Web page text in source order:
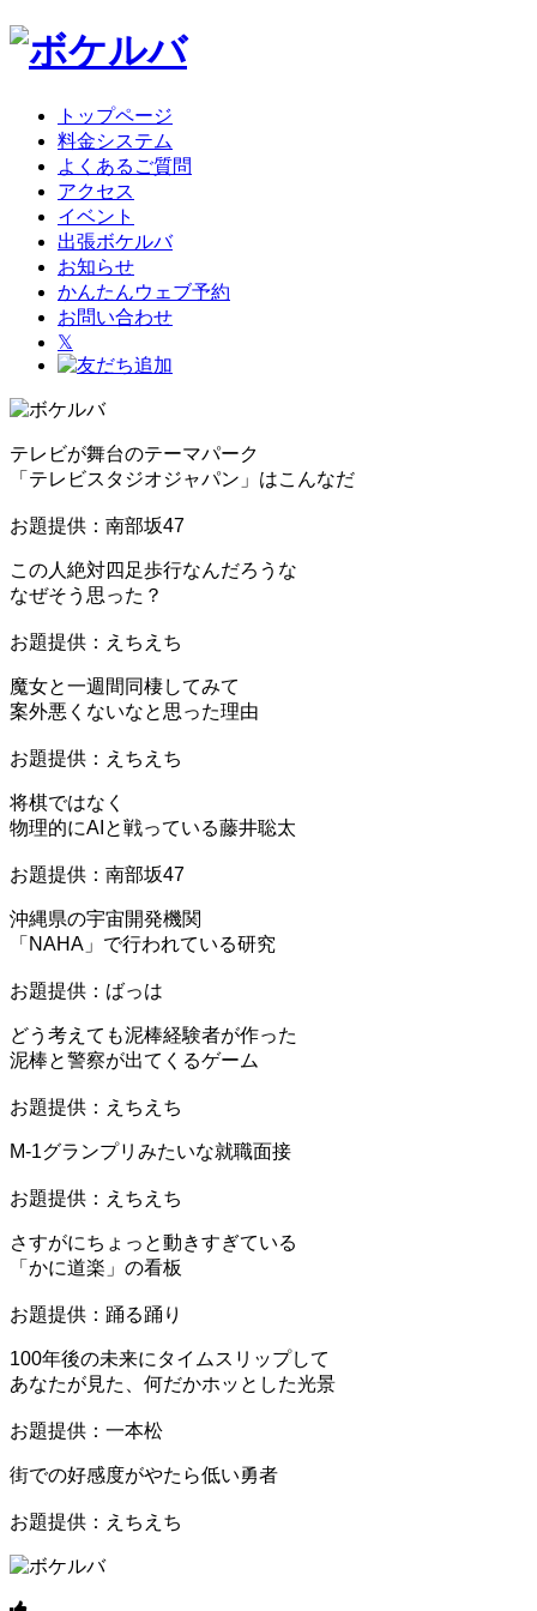
トップページ
料金システム
よくあるご質問
アクセス
イベント
出張ボケルバ
お知らせ
かんたんウェブ予約
お問い合わせ
𝕏
テレビが舞台のテーマパーク
「テレビスタジオジャパン」はこんなだ
お題提供：南部坂47
この人絶対四足歩行なんだろうな
なぜそう思った？
お題提供：えちえち
魔女と一週間同棲してみて
案外悪くないなと思った理由
お題提供：えちえち
将棋ではなく
物理的にAIと戦っている藤井聡太
お題提供：南部坂47
沖縄県の宇宙開発機関
「NAHA」で行われている研究
お題提供：ばっは
どう考えても泥棒経験者が作った
泥棒と警察が出てくるゲーム
お題提供：えちえち
M-1グランプリみたいな就職面接
お題提供：えちえち
さすがにちょっと動きすぎている
「かに道楽」の看板
お題提供：踊る踊り
100年後の未来にタイムスリップして
あなたが見た、何だかホッとした光景
お題提供：一本松
街での好感度がやたら低い勇者
お題提供：えちえち